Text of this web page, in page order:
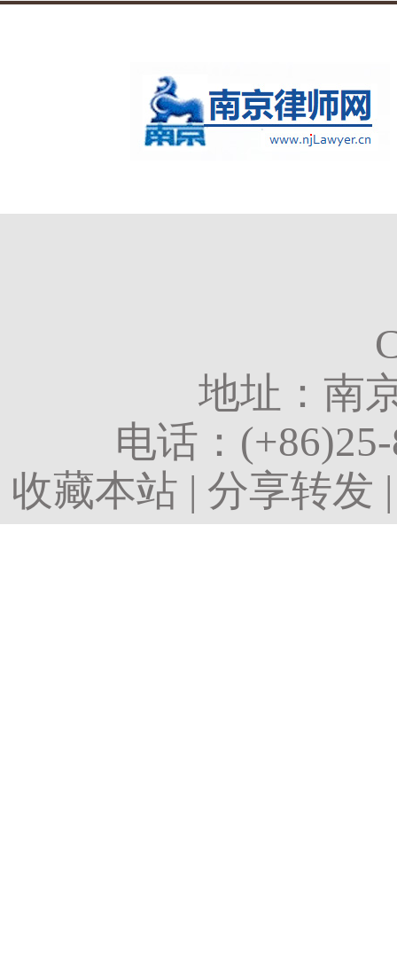
地址：南
电话：
收藏本站 | 分享转发